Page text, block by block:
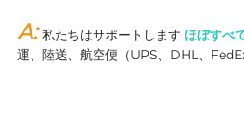
A: 私たちはサポートします ほぼすべ
運、陸送、航空便（UPS、DHL、